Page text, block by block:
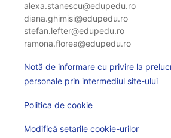
alexa.stanescu@edupedu.ro
diana.ghimisi@edupedu.ro
stefan.lefter@edupedu.ro
ramona.florea@edupedu.ro
Notă de informare cu privire la
personale prin intermediul site-ului
Politica de cookie
Modifică setarile cookie-urilor